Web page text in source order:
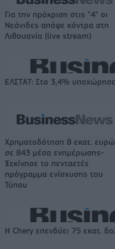
Για την πρόκριση στις "4" οι
Νεάνιδες απόψε κόντρα στη
Λιθουανία (live stream)
ΕΛΣΤΑΤ: Στο 3,4%
Χρηματοδότηση 8 εκατ. ευρώ
σε 843 μέσα ενημέρωσης-
Ξεκίνησε το πενταετές
πρόγραμμα ενίσχυσης του
Τύπου
Η Chery επενδύει 75 εκατ.